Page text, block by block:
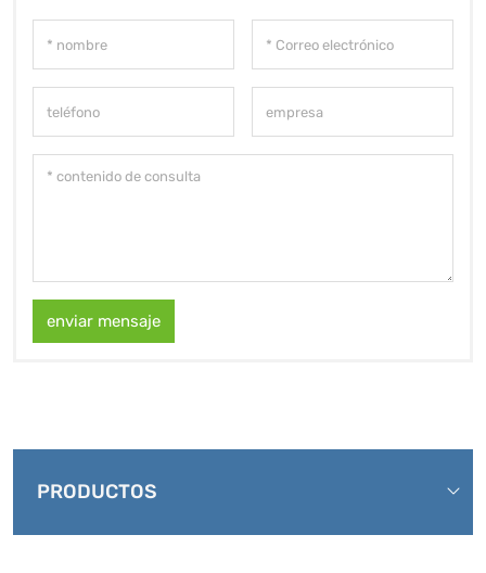
enviar mensaje
PRODUCTOS